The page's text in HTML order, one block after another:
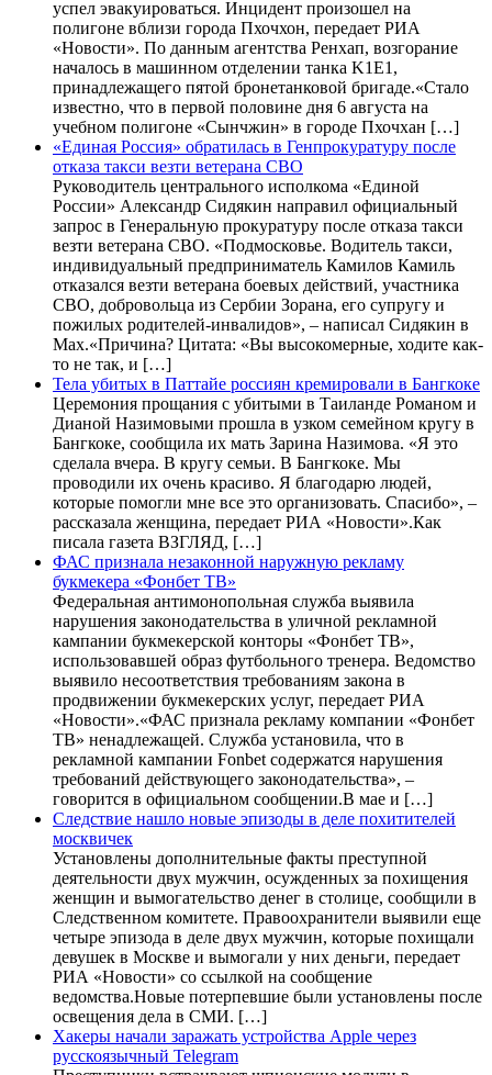
успел эвакуироваться. Инцидент произошел на
полигоне вблизи города Пхочхон, передает РИА
«Новости». По данным агентства Ренхап, возгорание
началось в машинном отделении танка K1E1,
принадлежащего пятой бронетанковой бригаде.«Стало
известно, что в первой половине дня 6 августа на
учебном полигоне «Сынчжин» в городе Пхочхан […]
«Единая Россия» обратилась в Генпрокуратуру после
отказа такси везти ветерана СВО
Руководитель центрального исполкома «Единой
России» Александр Сидякин направил официальный
запрос в Генеральную прокуратуру после отказа такси
везти ветерана СВО. «Подмосковье. Водитель такси,
индивидуальный предприниматель Камилов Камиль
отказался везти ветерана боевых действий, участника
СВО, добровольца из Сербии Зорана, его супругу и
пожилых родителей-инвалидов», – написал Сидякин в
Max.«Причина? Цитата: «Вы высокомерные, ходите как-
то не так, и […]
Тела убитых в Паттайе россиян кремировали в Бангкоке
Церемония прощания с убитыми в Таиланде Романом и
Дианой Назимовыми прошла в узком семейном кругу в
Бангкоке, сообщила их мать Зарина Назимова. «Я это
сделала вчера. В кругу семьи. В Бангкоке. Мы
проводили их очень красиво. Я благодарю людей,
которые помогли мне все это организовать. Спасибо», –
рассказала женщина, передает РИА «Новости».Как
писала газета ВЗГЛЯД, […]
ФАС признала незаконной наружную рекламу
букмекера «Фонбет ТВ»
Федеральная антимонопольная служба выявила
нарушения законодательства в уличной рекламной
кампании букмекерской конторы «Фонбет ТВ»,
использовавшей образ футбольного тренера. Ведомство
выявило несоответствия требованиям закона в
продвижении букмекерских услуг, передает РИА
«Новости».«ФАС признала рекламу компании «Фонбет
ТВ» ненадлежащей. Служба установила, что в
рекламной кампании Fonbet содержатся нарушения
требований действующего законодательства», –
говорится в официальном сообщении.В мае и […]
Следствие нашло новые эпизоды в деле похитителей
москвичек
Установлены дополнительные факты преступной
деятельности двух мужчин, осужденных за похищения
женщин и вымогательство денег в столице, сообщили в
Следственном комитете. Правоохранители выявили еще
четыре эпизода в деле двух мужчин, которые похищали
девушек в Москве и вымогали у них деньги, передает
РИА «Новости» со ссылкой на сообщение
ведомства.Новые потерпевшие были установлены после
освещения дела в СМИ. […]
Хакеры начали заражать устройства Apple через
русскоязычный Telegram